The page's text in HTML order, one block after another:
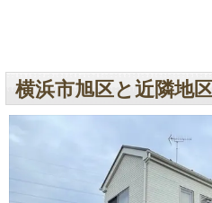
横浜市旭区と近隣地